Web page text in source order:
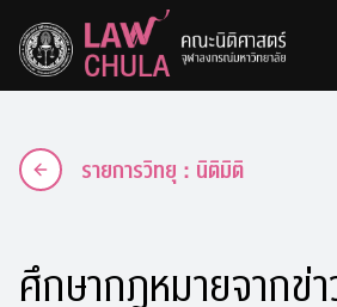
content
รายการวิทยุ : นิติมิติ
ศึกษากฎหมายจากข่